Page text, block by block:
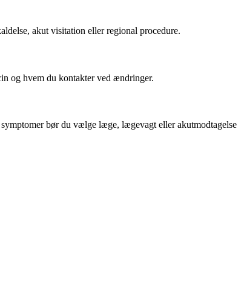
akut visitation eller regional procedure.
og hvem du kontakter ved ændringer.
bør du vælge læge, lægevagt eller akutmodtagelse